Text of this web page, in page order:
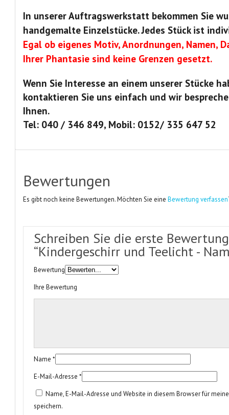
In unserer Auftragswerkstatt bekommen Sie
handgemalte Einzelstücke. Jedes Stück ist
Egal ob eigenes Motiv, Anordnungen, Namen,
Ihrer Phantasie sind keine Grenzen gesetzt.
Wenn Sie Interesse an einem unserer Stücke
kontaktieren Sie uns einfach und wir
Ihnen.
Tel: 040 / 346 849, Mobil: 0152/ 335 647 52
Bewertungen
Es gibt noch keine Bewertungen. Möchten Sie eineBewertung verfassen
Schreiben Sie die erste Bewertung
“Kindergeschirr und Teelicht -
Bewertung
Ihre Bewertung
Name *
E-Mail-Adresse *
Name, E-Mail-Adresse und Website in diesem Browser für
speichern.